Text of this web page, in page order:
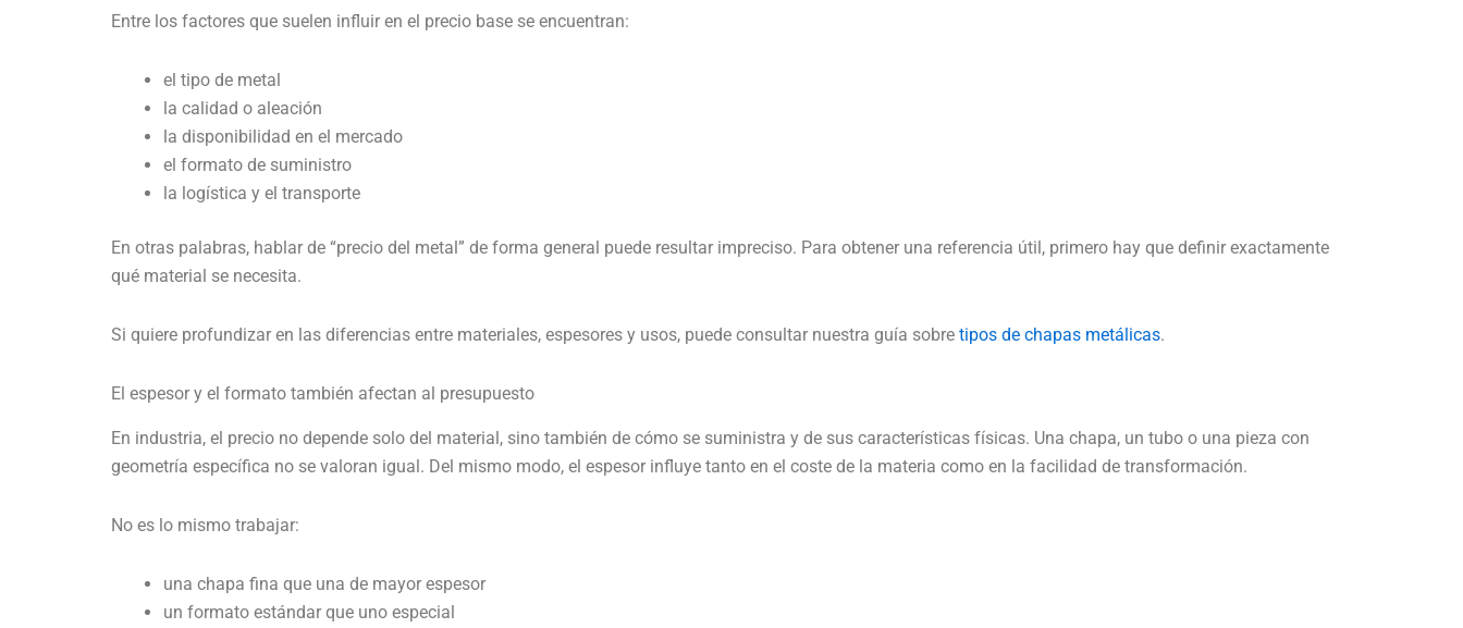
Entre los factores que suelen influir en el precio base se encuentran:
el tipo de metal
la calidad o aleación
la disponibilidad en el mercado
el formato de suministro
la logística y el transporte
En otras palabras, hablar de “precio del metal” de forma general puede resultar impreciso. Para obtener una referencia útil, primero hay que definir exactamente
qué material se necesita.
Si quiere profundizar en las diferencias entre materiales, espesores y usos, puede consultar nuestra guía sobre tipos de chapas metálicas.
El espesor y el formato también afectan al presupuesto
En industria, el precio no depende solo del material, sino también de cómo se suministra y de sus características físicas. Una chapa, un tubo o una pieza con
geometría específica no se valoran igual. Del mismo modo, el espesor influye tanto en el coste de la materia como en la facilidad de transformación.
No es lo mismo trabajar:
una chapa fina que una de mayor espesor
un formato estándar que uno especial